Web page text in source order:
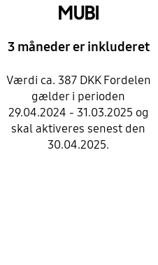
MUBI
3 måneder er inkluderet
Værdi ca. 387 DKK Fordelen
gælder i perioden
29.04.2024 - 31.03.2025 og
skal aktiveres senest den
30.04.2025.